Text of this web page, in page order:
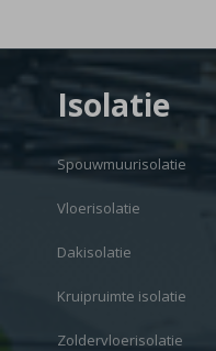
Isolatie
Spouwmuurisolatie
Vloerisolatie
Dakisolatie
Kruipruimte isolatie
Zoldervloerisolatie